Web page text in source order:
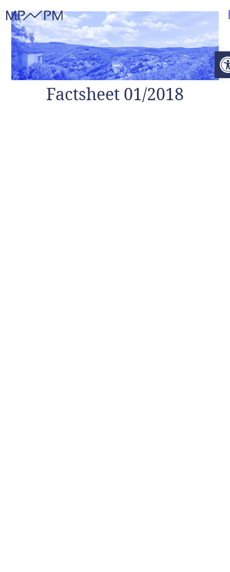
Factsheet 01/2018